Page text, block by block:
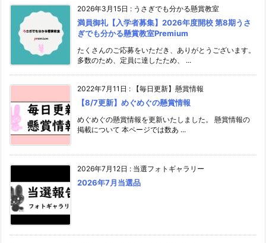
2026年3月15日 : うさぎでも分かる懸賞教室
満員御礼【入学者募集】2026年度開校 第8期うさ
ぎでも分かる懸賞教室Premium
たくさんのご応募をいただき、ありがとうございます。
多数のため、定員に達したため、 ...
2022年7月11日 : 【毎日更新】懸賞情報
【8/7更新】めぐめぐの懸賞情報
めぐめぐの懸賞情報を更新いたしました。 懸賞情報の
掲載について 本ページでは数あ ...
2026年7月12日 : 当選フォトギャラリー
2026年7月当選品